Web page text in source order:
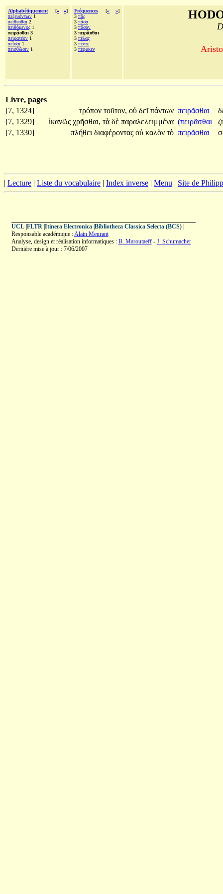
Alphabétiquement [« »]
πεζευόντων 1
πείθεσθαι 2
πειθόμενος 1
πειρᾶσθαι 3
πειρατέον 1
πεῖσαι 1
πεισθῶσιν 1
Fréquences [« »]
3 πᾶς
3 πᾶσα
3 πᾶσαν
3 πειρᾶσθαι
3 πέλας
3 πέντε
3 πέφυκεν
Livre, pages
[7, 1324]
τρόπον τοῦτον, οὐ δεῖπάντων πειρᾶσθαι
[7, 1329]
ἱκανῶς χρῆσθαι, τὰ δὲ παραλελειμμένα (πειρᾶσθαι
[7, 1330]
πλήθει διαφέροντας οὐ καλὸν τὸ πειρᾶσθαι
| Lecture | Liste du vocabulaire | Index inverse | Menu | Site de
UCL| FLTR| Itinera Electronica| Bibliotheca Classica Selecta (BCS)|
Responsable académique :Alain Meurant
Analyse, design et réalisation informatiques : B. Maroutaeff- J. Schumacher
Dernière mise à jour : 7/06/2007